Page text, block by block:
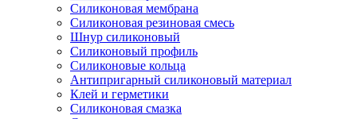
Силиконовая мембрана
Силиконовая резиновая смесь
Шнур силиконовый
Силиконовый профиль
Силиконовые кольца
Антипригарный силиконовый материал
Клей и герметики
Силиконовая смазка